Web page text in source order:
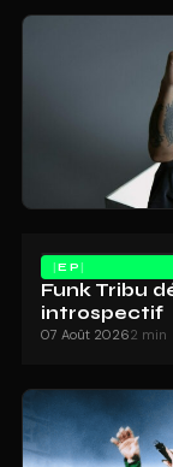
EP
Funk Tribu
introspectif
07 Août 20262 min